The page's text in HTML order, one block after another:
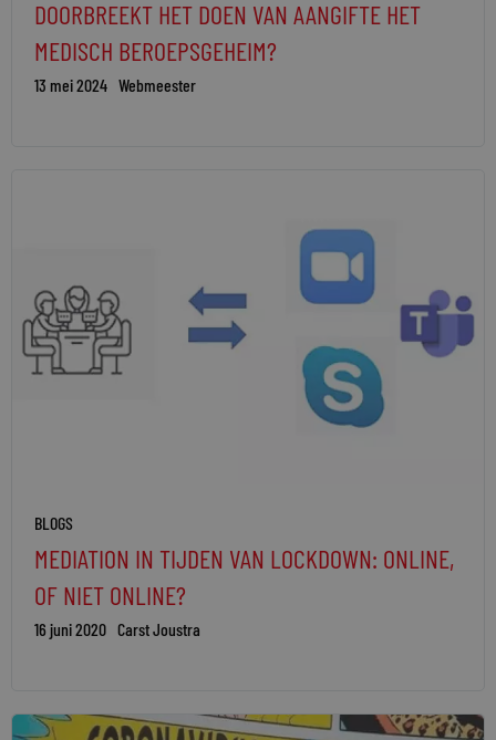
DOORBREEKT HET DOEN VAN AANGIFTE HET
MEDISCH BEROEPSGEHEIM?
13 mei 2024 Webmeester
BLOGS
MEDIATION IN TIJDEN VAN LOCKDOWN: ONLINE,
OF NIET ONLINE?
16 juni 2020 Carst Joustra